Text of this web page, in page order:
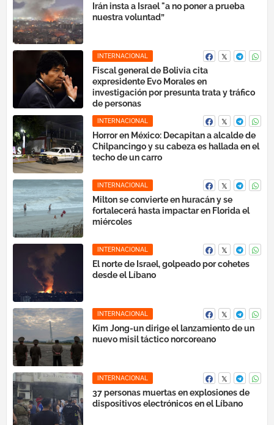
Irán insta a Israel "a no poner a prueba
nuestra voluntad”
INTERNACIONAL
Fiscal general de Bolivia cita
expresidente Evo Morales en
investigación por presunta trata y tráfico
de personas
INTERNACIONAL
Horror en México: Decapitan a alcalde de
Chilpancingo y su cabeza es hallada en el
techo de un carro
INTERNACIONAL
Milton se convierte en huracán y se
fortalecerá hasta impactar en Florida el
miércoles
INTERNACIONAL
El norte de Israel, golpeado por cohetes
desde el Líbano
INTERNACIONAL
Kim Jong-un dirige el lanzamiento de un
nuevo misil táctico norcoreano
INTERNACIONAL
37 personas muertas en explosiones de
dispositivos electrónicos en el Líbano